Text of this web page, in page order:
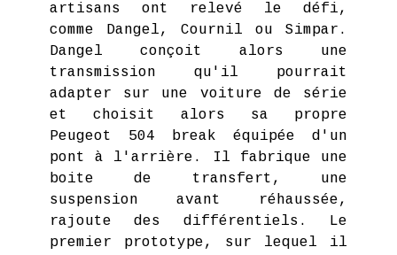
artisans ont relevé le défi,
comme Dangel, Cournil ou Simpar.
Dangel conçoit alors une
transmission qu'il pourrait
adapter sur une voiture de série
et choisit alors sa propre
Peugeot 504 break équipée d'un
pont à l'arrière. Il fabrique une
boite de transfert, une
suspension avant réhaussée,
rajoute des différentiels. Le
premier prototype, sur lequel il